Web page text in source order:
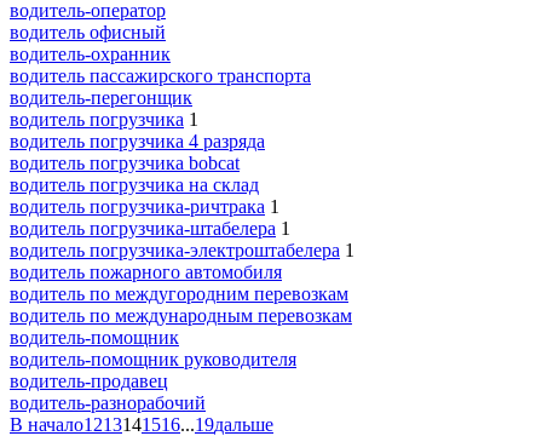
водитель-оператор
водитель офисный
водитель-охранник
водитель пассажирского транспорта
водитель-перегонщик
водитель погрузчика 1
водитель погрузчика 4 разряда
водитель погрузчика bobcat
водитель погрузчика на склад
водитель погрузчика-ричтрака 1
водитель погрузчика-штабелера 1
водитель погрузчика-электроштабелера 1
водитель пожарного автомобиля
водитель по междугородним перевозкам
водитель по международным перевозкам
водитель-помощник
водитель-помощник руководителя
водитель-продавец
водитель-разнорабочий
В начало1213141516...19дальше